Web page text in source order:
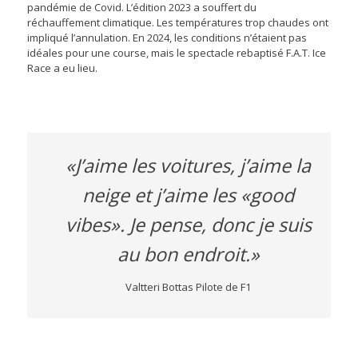
pandémie de Covid. L’édition 2023 a souffert du
réchauffement climatique. Les températures trop chaudes ont
impliqué l’annulation. En 2024, les conditions n’étaient pas
idéales pour une course, mais le spectacle rebaptisé F.A.T. Ice
Race a eu lieu.
«J’aime les voitures, j’aime la
neige et j’aime les «good
vibes». Je pense, donc je suis
au bon endroit.»
Valtteri Bottas Pilote de F1